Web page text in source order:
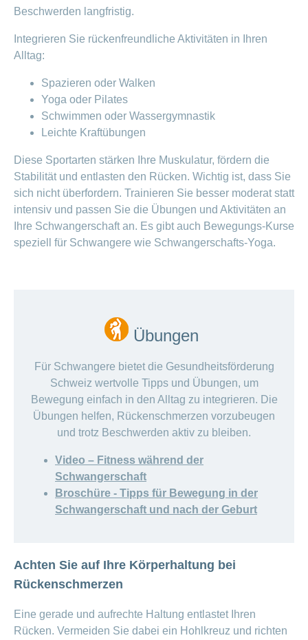
Beschwerden langfristig.
Integrieren Sie rückenfreundliche Aktivitäten in Ihren
Alltag:
Spazieren oder Walken
Yoga oder Pilates
Schwimmen oder Wassergymnastik
Leichte Kraftübungen
Diese Sportarten stärken Ihre Muskulatur, fördern die
Stabilität und entlasten den Rücken. Wichtig ist, dass Sie
sich nicht überfordern. Trainieren Sie besser moderat statt
intensiv und passen Sie die Übungen und Aktivitäten an
Ihre Schwangerschaft an. Es gibt auch Bewegungs-Kurse
speziell für Schwangere wie Schwangerschafts-Yoga.
Übungen
Für Schwangere bietet die Gesundheitsförderung
Schweiz wertvolle Tipps und Übungen, um
Bewegung einfach in den Alltag zu integrieren. Die
Übungen helfen, Rückenschmerzen vorzubeugen
und trotz Beschwerden aktiv zu bleiben.
Video – Fitness während der
Schwangerschaft
Broschüre - Tipps für Bewegung in der
Schwangerschaft und nach der Geburt
Achten Sie auf Ihre Körperhaltung bei
Rückenschmerzen
Eine gerade und aufrechte Haltung entlastet Ihren
Rücken. Vermeiden Sie dabei ein Hohlkreuz und richten